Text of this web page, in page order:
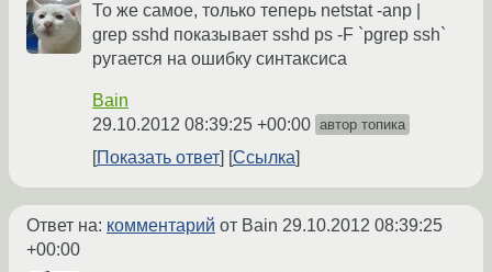
То же самое, только теперь netstat -anp |
grep sshd показывает sshd ps -F `pgrep ssh`
ругается на ошибку синтаксиса
Bain
29.10.2012 08:39:25 +00:00 автор топика
Показать ответ Ссылка
Ответ на: комментарий от Bain 29.10.2012 08:39:25
+00:00